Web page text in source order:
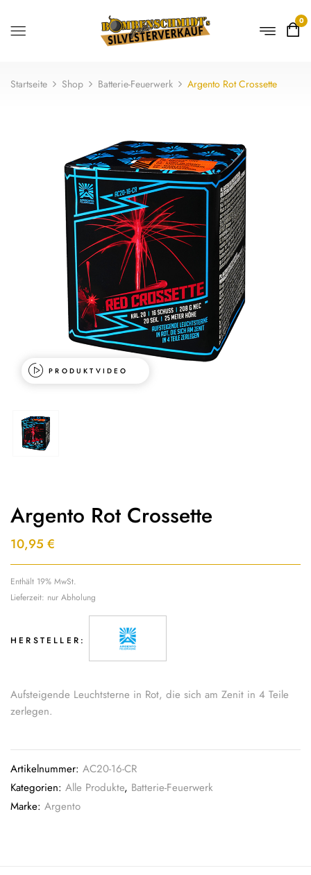
0
Startseite Shop Batterie-Feuerwerk Argento Rot Crossette
PRODUKTVIDEO
Argento Rot Crossette
10,95 €
Enthält 19% MwSt.
Lieferzeit: nur Abholung
HERSTELLER:
Aufsteigende Leuchtsterne in Rot, die sich am Zenit in 4 Teile
zerlegen.
Artikelnummer: AC20-16-CR
Kategorien: Alle Produkte, Batterie-Feuerwerk
Marke: Argento